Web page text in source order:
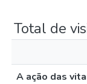
Total de
A ação das